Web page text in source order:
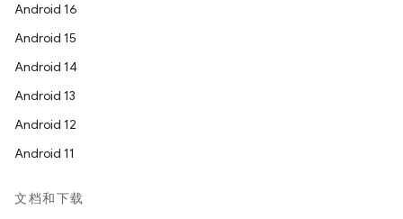
Android 16
Android 15
Android 14
Android 13
Android 12
Android 11
文档和下载